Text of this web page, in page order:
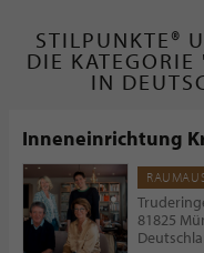
STILPUNKTE®
DIE
IN
Inneneinrichtung
81825